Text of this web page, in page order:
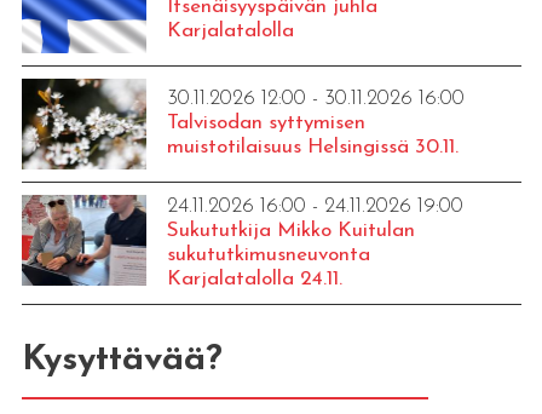
Itsenäisyyspäivän juhla
Karjalatalolla
30.11.2026 12:00 - 30.11.2026 16:00
Talvisodan syttymisen
muistotilaisuus Helsingissä 30.11.
24.11.2026 16:00 - 24.11.2026 19:00
Sukututkija Mikko Kuitulan
sukututkimusneuvonta
Karjalatalolla 24.11.
Kysyttävää?